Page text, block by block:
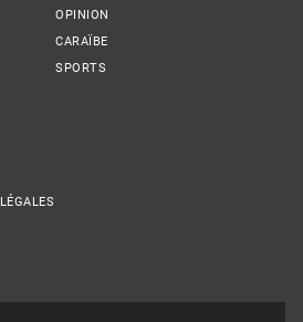
OPINION
CARAÏBE
SPORTS